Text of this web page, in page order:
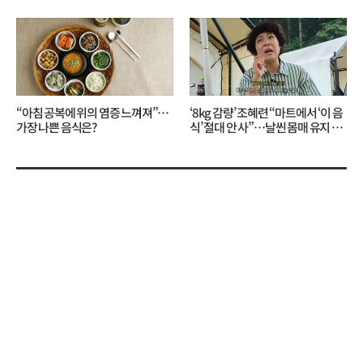
“아침 공복에 위의 염증 느껴져”…
가장 나쁜 음식은?
‘8kg 감량’ 조혜련 “마트에서 ‘이 음
식’ 절대 안 사”…날씬 몸매 유지 비